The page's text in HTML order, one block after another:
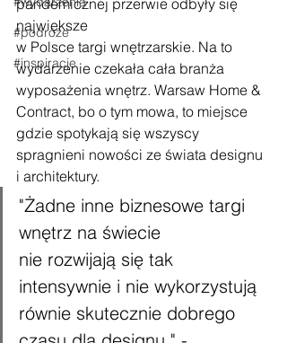
#podróże
#inspiracje
pandemicznej przerwie odbyły się
największe
w Polsce targi wnętrzarskie. Na to
wydarzenie czekała cała branża
wyposażenia wnętrz. Warsaw Home &
Contract, bo o tym mowa, to miejsce
gdzie spotykają się wszyscy
spragnieni nowości ze świata designu
i architektury.
"Żadne inne biznesowe targi
wnętrz na świecie
nie rozwijają się tak
intensywnie i nie wykorzystują
równie skutecznie dobrego